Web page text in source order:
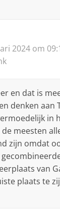
2024 om
en dat is
denken
in
meesten
zijn omdat
van
plaats te